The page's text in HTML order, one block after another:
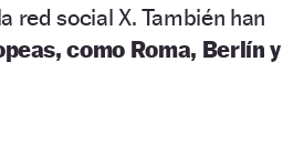
red social X. También han
como Roma, Berlín y